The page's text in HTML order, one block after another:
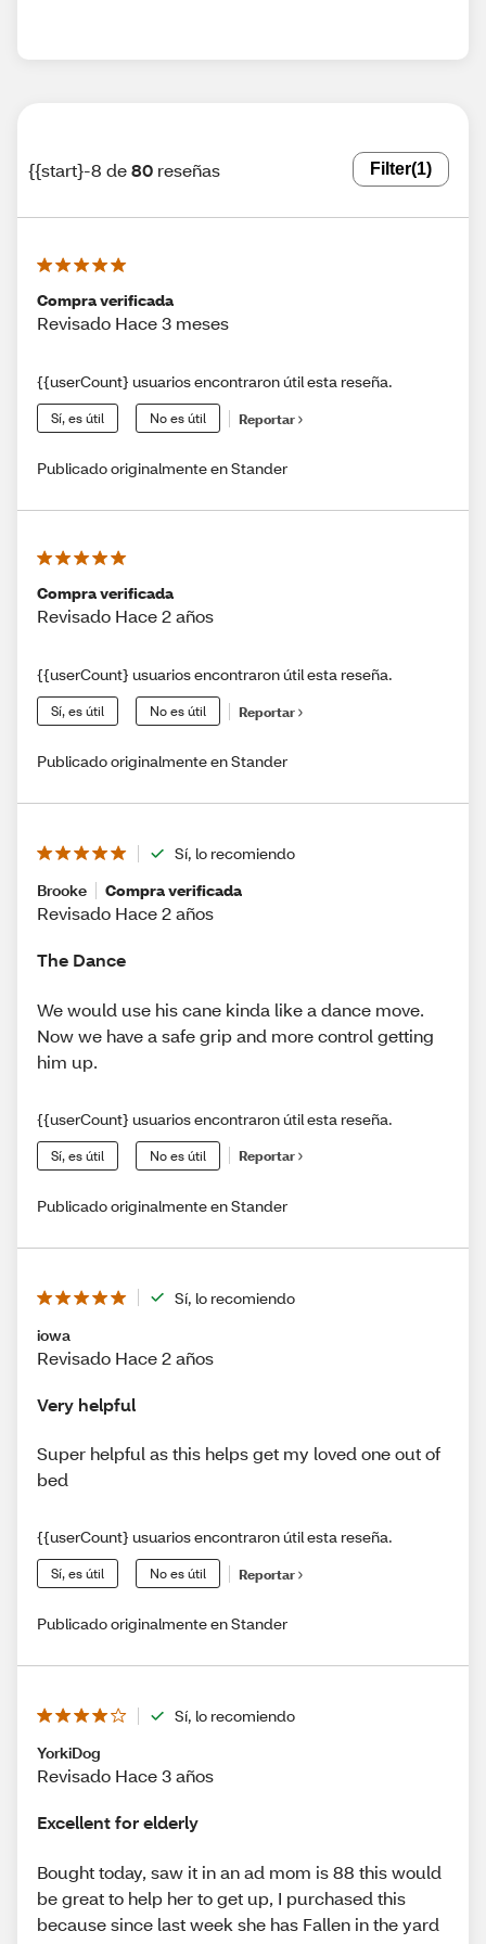
{{start}-8 de80 reseñas Filter(1)
Compra verificada
Revisado Hace 3 meses
{{userCount} usuarios encontraron útil esta reseña.
Sí, es útil No es útil Reportar
Publicado originalmente en Stander
Compra verificada
Revisado Hace 2 años
{{userCount} usuarios encontraron útil esta reseña.
Sí, es útil No es útil Reportar
Publicado originalmente en Stander
Sí, lo recomiendo
Brooke
Compra verificada
Revisado Hace 2 años
The Dance
We would use his cane kinda like a dance move.
Now we have a safe grip and more control getting
him up.
{{userCount} usuarios encontraron útil esta reseña.
Sí, es útil No es útil Reportar
Publicado originalmente en Stander
Sí, lo recomiendo
iowa
Revisado Hace 2 años
Very helpful
Super helpful as this helps get my loved one out of
bed
{{userCount} usuarios encontraron útil esta reseña.
Sí, es útil No es útil Reportar
Publicado originalmente en Stander
Sí, lo recomiendo
YorkiDog
Revisado Hace 3 años
Excellent for elderly
Bought today, saw it in an ad mom is 88 this would
be great to help her to get up, I purchased this
because since last week she has Fallen in the yard